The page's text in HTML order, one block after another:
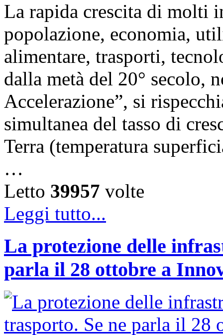
La rapida crescita di molti
popolazione, economia,
alimentare, trasporti,
dalla metà del 20° secolo,
Accelerazione”, si
simultanea del tasso di
Terra (temperatura
…
Letto 39957 volte
Leggi tutto...
La protezione delle
parla il 28 ottobre a